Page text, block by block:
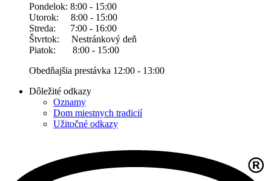
Pondelok: 8:00 - 15:00
Utorok: 8:00 - 15:00
Streda: 7:00 - 16:00
Štvrtok: Nestránkový deň
Piatok: 8:00 - 15:00
Obedňajšia prestávka 12:00 - 13:00
Dôležité odkazy
Oznamy
Dom miestnych tradicií
Užitočné odkazy